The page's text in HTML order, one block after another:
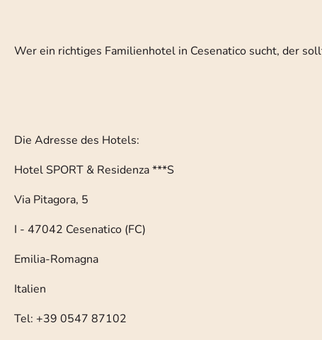
Wer ein richtiges Familienhotel in Cesenatico sucht, der
Die Adresse des Hotels:
Hotel SPORT & Residenza ***S
Via Pitagora, 5
I - 47042 Cesenatico (FC)
Emilia-Romagna
Italien
Tel: +39 0547 87102